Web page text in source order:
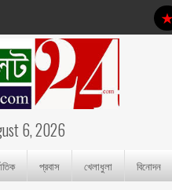
6, 2026
প্রবাস খেলাধুলা বিনোদন